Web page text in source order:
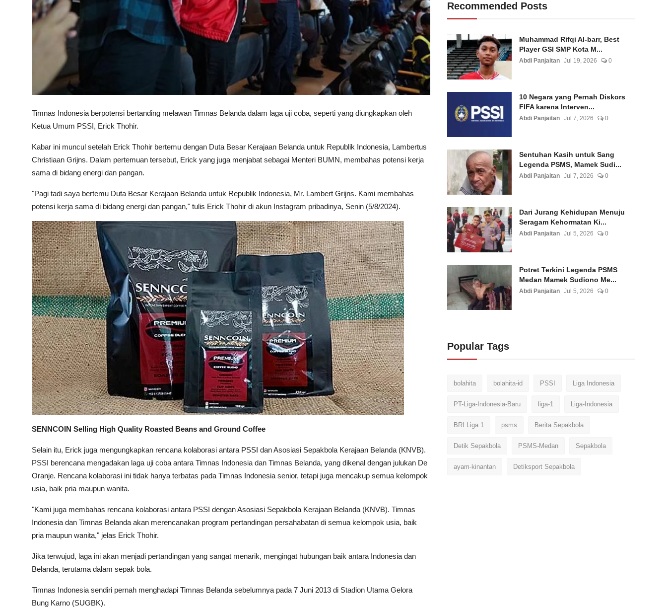
Timnas Indonesia berpotensi bertanding melawan Timnas Belanda dalam laga uji coba, seperti yang diungkapkan oleh
Ketua Umum PSSI, Erick Thohir.
Kabar ini muncul setelah Erick Thohir bertemu dengan Duta Besar Kerajaan Belanda untuk Republik Indonesia, Lambertus
Christiaan Grijns. Dalam pertemuan tersebut, Erick yang juga menjabat sebagai Menteri BUMN, membahas potensi kerja
sama di bidang energi dan pangan.
"Pagi tadi saya bertemu Duta Besar Kerajaan Belanda untuk Republik Indonesia, Mr. Lambert Grijns. Kami membahas
potensi kerja sama di bidang energi dan pangan," tulis Erick Thohir di akun Instagram pribadinya, Senin (5/8/2024).
SENNCOIN Selling High Quality Roasted Beans and Ground Coffee
Selain itu, Erick juga mengungkapkan rencana kolaborasi antara PSSI dan Asosiasi Sepakbola Kerajaan Belanda (KNVB).
PSSI berencana mengadakan laga uji coba antara Timnas Indonesia dan Timnas Belanda, yang dikenal dengan julukan De
Oranje. Rencana kolaborasi ini tidak hanya terbatas pada Timnas Indonesia senior, tetapi juga mencakup semua kelompok
usia, baik pria maupun wanita.
"Kami juga membahas rencana kolaborasi antara PSSI dengan Asosiasi Sepakbola Kerajaan Belanda (KNVB). Timnas
Indonesia dan Timnas Belanda akan merencanakan program pertandingan persahabatan di semua kelompok usia, baik
pria maupun wanita," jelas Erick Thohir.
Jika terwujud, laga ini akan menjadi pertandingan yang sangat menarik, mengingat hubungan baik antara Indonesia dan
Belanda, terutama dalam sepak bola.
Timnas Indonesia sendiri pernah menghadapi Timnas Belanda sebelumnya pada 7 Juni 2013 di Stadion Utama Gelora
Bung Karno (SUGBK).
Recommended Posts
Muhammad Rifqi Al-barr, Best
Player GSI SMP Kota M...
Abdi Panjaitan Jul 19, 2026 0
10 Negara yang Pernah Diskors
FIFA karena Interven...
Abdi Panjaitan Jul 7, 2026 0
Sentuhan Kasih untuk Sang
Legenda PSMS, Mamek Sudi...
Abdi Panjaitan Jul 7, 2026 0
Dari Jurang Kehidupan Menuju
Seragam Kehormatan Ki...
Abdi Panjaitan Jul 5, 2026 0
Potret Terkini Legenda PSMS
Medan Mamek Sudiono Me...
Abdi Panjaitan Jul 5, 2026 0
Popular Tags
bolahita bolahita-id PSSI Liga Indonesia
PT-Liga-Indonesia-Baru liga-1 Liga-Indonesia
BRI Liga 1 psms Berita Sepakbola
Detik Sepakbola PSMS-Medan Sepakbola
ayam-kinantan Detiksport Sepakbola